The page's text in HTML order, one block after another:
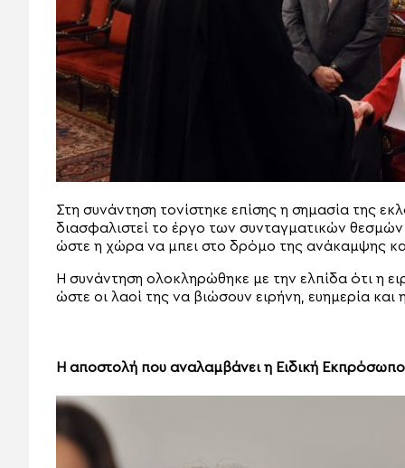
Στη συνάντηση τονίστηκε επίσης η σημασία της
διασφαλιστεί το έργο των συνταγματικών
ώστε η χώρα να μπει στο δρόμο της ανάκαμψης
Η συνάντηση ολοκληρώθηκε με την ελπίδα ότι η
ώστε οι λαοί της να βιώσουν ειρήνη, ευημερία και
Η αποστολή που αναλαμβάνει η Ειδική